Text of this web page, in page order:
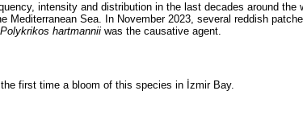
intensity and distribution in the last decades around the
Mediterranean Sea. In November 2023, several reddish
Polykrikos hartmannii was the causative agent.
first time a bloom of this species in İzmir Bay.